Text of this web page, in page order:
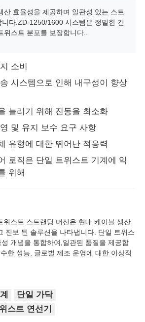
트랜딩 머신
계
있는 견인
산 효율성을 제공하며 일관성 있는 스트
다.ZD-1250/1600 시스템은 정밀한 긴
위스트 분포를 보장합니다..
소비
시스템으로 인해 내구성이 향상
늘리기 위해 진동을 최소화
및 유지 보수 요구 사항
유형에 대한 뛰어난 적응력
로직은 단일 트위스트 기계에 익
위해
스트 스트랜딩 머신은 현대 케이블 생산
진보 된 솔루션을 나타냅니다. 단일 트위스
개념을 통합하여,일관된 품질을 제공합
한 성능, 글로벌 제조 운영에 대한 이상적
단일 가닥
스트 연선기